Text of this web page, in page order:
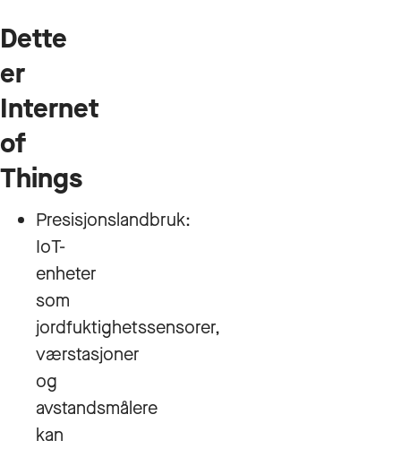
Dette
er
Internet
of
Things
Presisjonslandbruk:
IoT-
enheter
som
jordfuktighetssensorer,
værstasjoner
og
avstandsmålere
kan